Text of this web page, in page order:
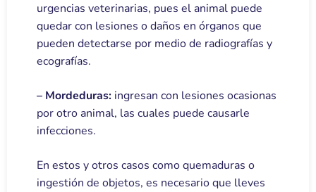
urgencias veterinarias, pues el animal puede
quedar con lesiones o daños en órganos que
pueden detectarse por medio de radiografías y
ecografías.
– Mordeduras: ingresan con lesiones ocasionas
por otro animal, las cuales puede causarle
infecciones.
En estos y otros casos como quemaduras o
ingestión de objetos, es necesario que lleves